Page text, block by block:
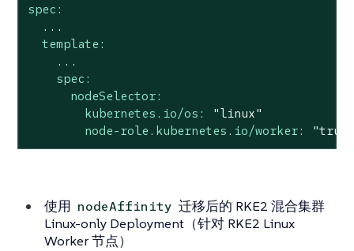
spec:
...
template:
...
spec:
nodeSelector:
kubernetes.io/os:
"linux"
node-role.kubernetes.io/worker:
"true"
使用 nodeAffinity 迁移后的 RKE2 混合集群
Linux-only Deployment（针对 RKE2 Linux
Worker 节点）